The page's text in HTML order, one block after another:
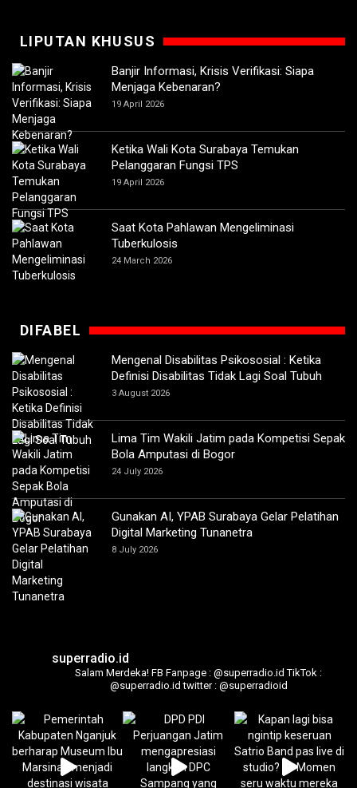
LIPUTAN KHUSUS
Banjir Informasi, Krisis Verifikasi: Siapa
Menjaga Kebenaran?
19 April 2026
Ketika Wali Kota Surabaya Temukan
Pelanggaran Fungsi TPS
19 April 2026
Saat Kota Pahlawan Mengeliminasi
Tuberkulosis
24 March 2026
DIFABEL
Mengenal Disabilitas Psikososial : Ketika
Definisi Disabilitas Tidak Lagi Soal Tubuh
3 August 2026
Lima Tim Wakili Jatim pada Kompetisi Sepak
Bola Amputasi di Bogor
24 July 2026
Gunakan AI, YPAB Surabaya Gelar Pelatihan
Digital Marketing Tunanetra
8 July 2026
superradio.id
Salam Merdeka! FB Fanpage : @superradio.id TikTok :
@superradio.id twitter : @superradioid